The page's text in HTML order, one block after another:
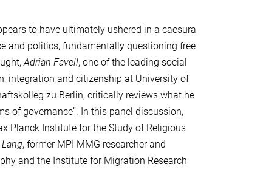
to have ultimately ushered in a caesura
and politics, fundamentally questioning free
Adrian Favell, one of the leading social
integration and citizenship at University of
zu Berlin, critically reviews what he
of governance”. In this panel discussion,
Planck Institute for the Study of Religious
, former MPI MMG researcher and
and the Institute for Migration Research